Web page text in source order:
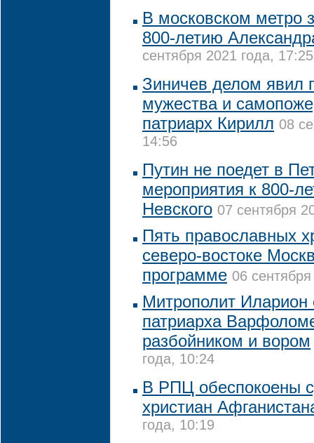
В московском метро
800-летию
сентября 2021 года, 17:25
Зиничев делом явил
мужества и
патриарх Кирилл 08
14:56
Путин не поедет в
мероприятия к 800-
Невского 07 сентября
Пять православных
северо-востоке
программе 06
Митрополит Иларион
патриарха
разбойником и вором
года, 10:24
В РПЦ обеспокоены
христиан
года, 10:19